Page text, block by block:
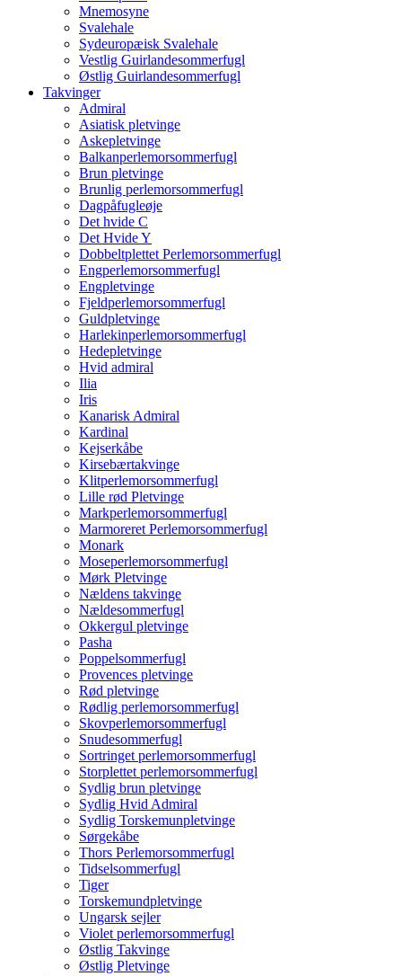
Mnemosyne
Svalehale
Sydeuropæisk Svalehale
Vestlig Guirlandesommerfugl
Østlig Guirlandesommerfugl
Takvinger
Admiral
Asiatisk pletvinge
Askepletvinge
Balkanperlemorsommerfugl
Brun pletvinge
Brunlig perlemorsommerfugl
Dagpåfugleøje
Det hvide C
Det Hvide Y
Dobbeltplettet Perlemorsommerfugl
Engperlemorsommerfugl
Engpletvinge
Fjeldperlemorsommerfugl
Guldpletvinge
Harlekinperlemorsommerfugl
Hedepletvinge
Hvid admiral
Ilia
Iris
Kanarisk Admiral
Kardinal
Kejserkåbe
Kirsebærtakvinge
Klitperlemorsommerfugl
Lille rød Pletvinge
Markperlemorsommerfugl
Marmoreret Perlemorsommerfugl
Monark
Moseperlemorsommerfugl
Mørk Pletvinge
Nældens takvinge
Nældesommerfugl
Okkergul pletvinge
Pasha
Poppelsommerfugl
Provences pletvinge
Rød pletvinge
Rødlig perlemorsommerfugl
Skovperlemorsommerfugl
Snudesommerfugl
Sortringet perlemorsommerfugl
Storplettet perlemorsommerfugl
Sydlig brun pletvinge
Sydlig Hvid Admiral
Sydlig Torskemunpletvinge
Sørgekåbe
Thors Perlemorsommerfugl
Tidselsommerfugl
Tiger
Torskemundpletvinge
Ungarsk sejler
Violet perlemorsommerfugl
Østlig Takvinge
Østlig Pletvinge